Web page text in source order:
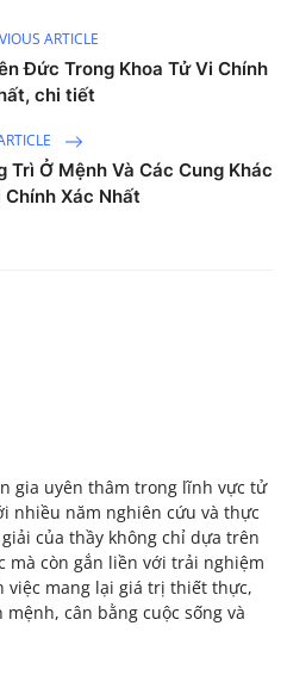
ARTICLE
Đức Trong Khoa Tử Vi Chính
chi tiết
Trì Ở Mệnh Và Các Cung Khác
Chính Xác Nhất
gia uyên thâm trong lĩnh vực tử
nhiều năm nghiên cứu và thực
của thầy không chỉ dựa trên
mà còn gắn liền với trải nghiệm
việc mang lại giá trị thiết thực,
cân bằng cuộc sống và